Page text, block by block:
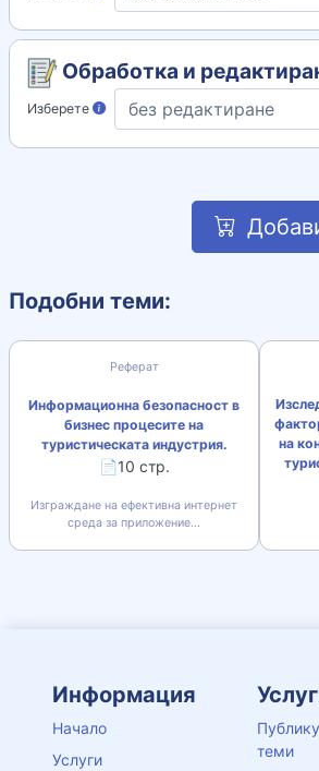
Обработка и
Изберете
Подобни теми:
Реферат
Информационна безопасност в
бизнес процесите на
туристическата индустрия.
📄10 стр.
Изграждане на ефективна интернет
среда за приложение...
на
Информация
Начало
Услуги
теми